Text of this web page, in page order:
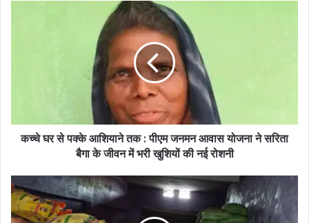
कच्चे घर से पक्के आशियाने तक : पीएम जनमन आवास योजना ने सरिता
बैगा के जीवन में भरी खुशियों की नई रोशनी